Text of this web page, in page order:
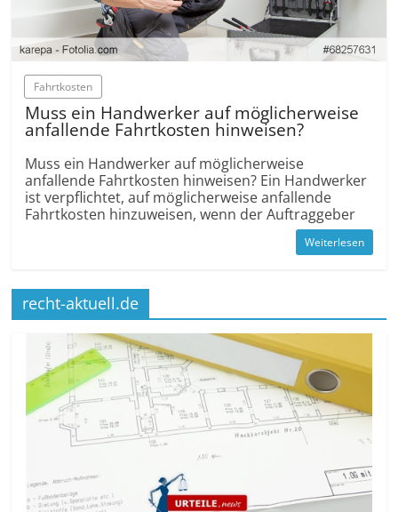
Fahrtkosten
Muss ein Handwerker auf möglicherw­eise
anfallende Fahrtkosten hinweisen?
Muss ein Handwerker auf möglicherw­eise
anfallende Fahrtkosten hinweisen? Ein Handwerker
ist verpflichtet, auf möglicherw­eise anfallende
Fahrtkosten hinzuweisen, wenn der Auftrag­geber
Weiterlesen
recht-aktuell.de